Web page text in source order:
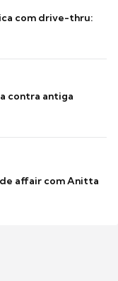
com drive-thru:
contra antiga
affair com Anitta